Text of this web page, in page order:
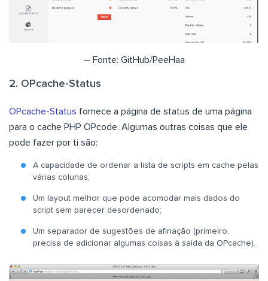
– Fonte: GitHub/PeeHaa
2. OPcache-Status
OPcache-Status fornece a página de status de uma página
para o cache PHP OPcode. Algumas outras coisas que ele
pode fazer por ti são:
A capacidade de ordenar a lista de scripts em cache pelas
várias colunas;
Um layout melhor que pode acomodar mais dados do
script sem parecer desordenado;
Um separador de sugestões de afinação (primeiro,
precisa de adicionar algumas coisas à saída da OPcache).